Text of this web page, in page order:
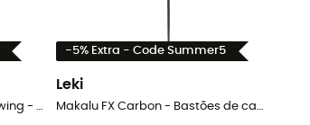
Connect Carbon 3 Cross St Swing - Bastões de caminhada
-5% Extra - Code Summer5
Leki
Makalu FX Carbon - Bastões de caminhada